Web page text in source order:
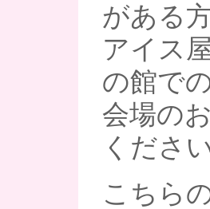
がある方
アイス
の館で
会場の
くださ
こちら